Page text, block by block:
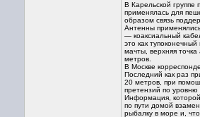
В Карельской
применялась для
образом связь
Антенны
— коаксиальный
это как
мачты, верхняя
метров.
В Москве
Последний как раз
20 метров, при
претензий по
Информация,
по пути домой
рыбалку в море и,